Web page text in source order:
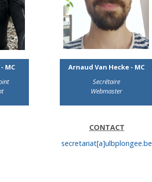
MC
Arnaud Van Hecke - MC
Secrétaire
Webmaster
CONTACT
secretariat[a]ulbplongee.be